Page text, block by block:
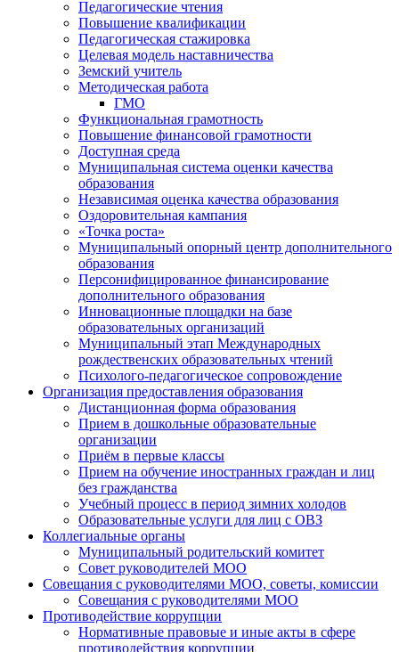
Педагогические чтения
Повышение квалификации
Педагогическая стажировка
Целевая модель наставничества
Земский учитель
Методическая работа
ГМО
Функциональная грамотность
Повышение финансовой грамотности
Доступная среда
Муниципальная система оценки качества
образования
Независимая оценка качества образования
Оздоровительная кампания
«Точка роста»
Муниципальный опорный центр дополнительного
образования
Персонифицированное финансирование
дополнительного образования
Инновационные площадки на базе
образовательных организаций
Муниципальный этап Международных
рождественских образовательных чтений
Психолого-педагогическое сопровождение
Организация предоставления образования
Дистанционная форма образования
Прием в дошкольные образовательные
организации
Приём в первые классы
Прием на обучение иностранных граждан и лиц
без гражданства
Учебный процесс в период зимних холодов
Образовательные услуги для лиц с ОВЗ
Коллегиальные органы
Муниципальный родительский комитет
Совет руководителей МОО
Совещания с руководителями МОО, советы, комиссии
Совещания с руководителями МОО
Противодействие коррупции
Нормативные правовые и иные акты в сфере
противодействия коррупции